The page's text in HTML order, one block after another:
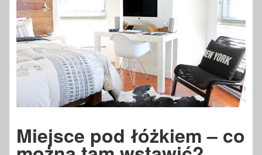
Miejsce pod łóżkiem – co